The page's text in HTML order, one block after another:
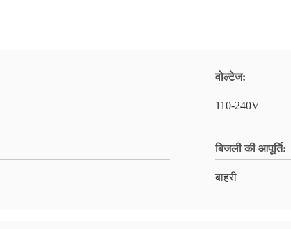
वोल्टेज:
110-240V
बिजली की आपूर्ति:
बाहरी